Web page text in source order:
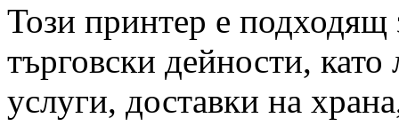
Този принтер е подходящ
търговски дейности,
услуги, доставки на